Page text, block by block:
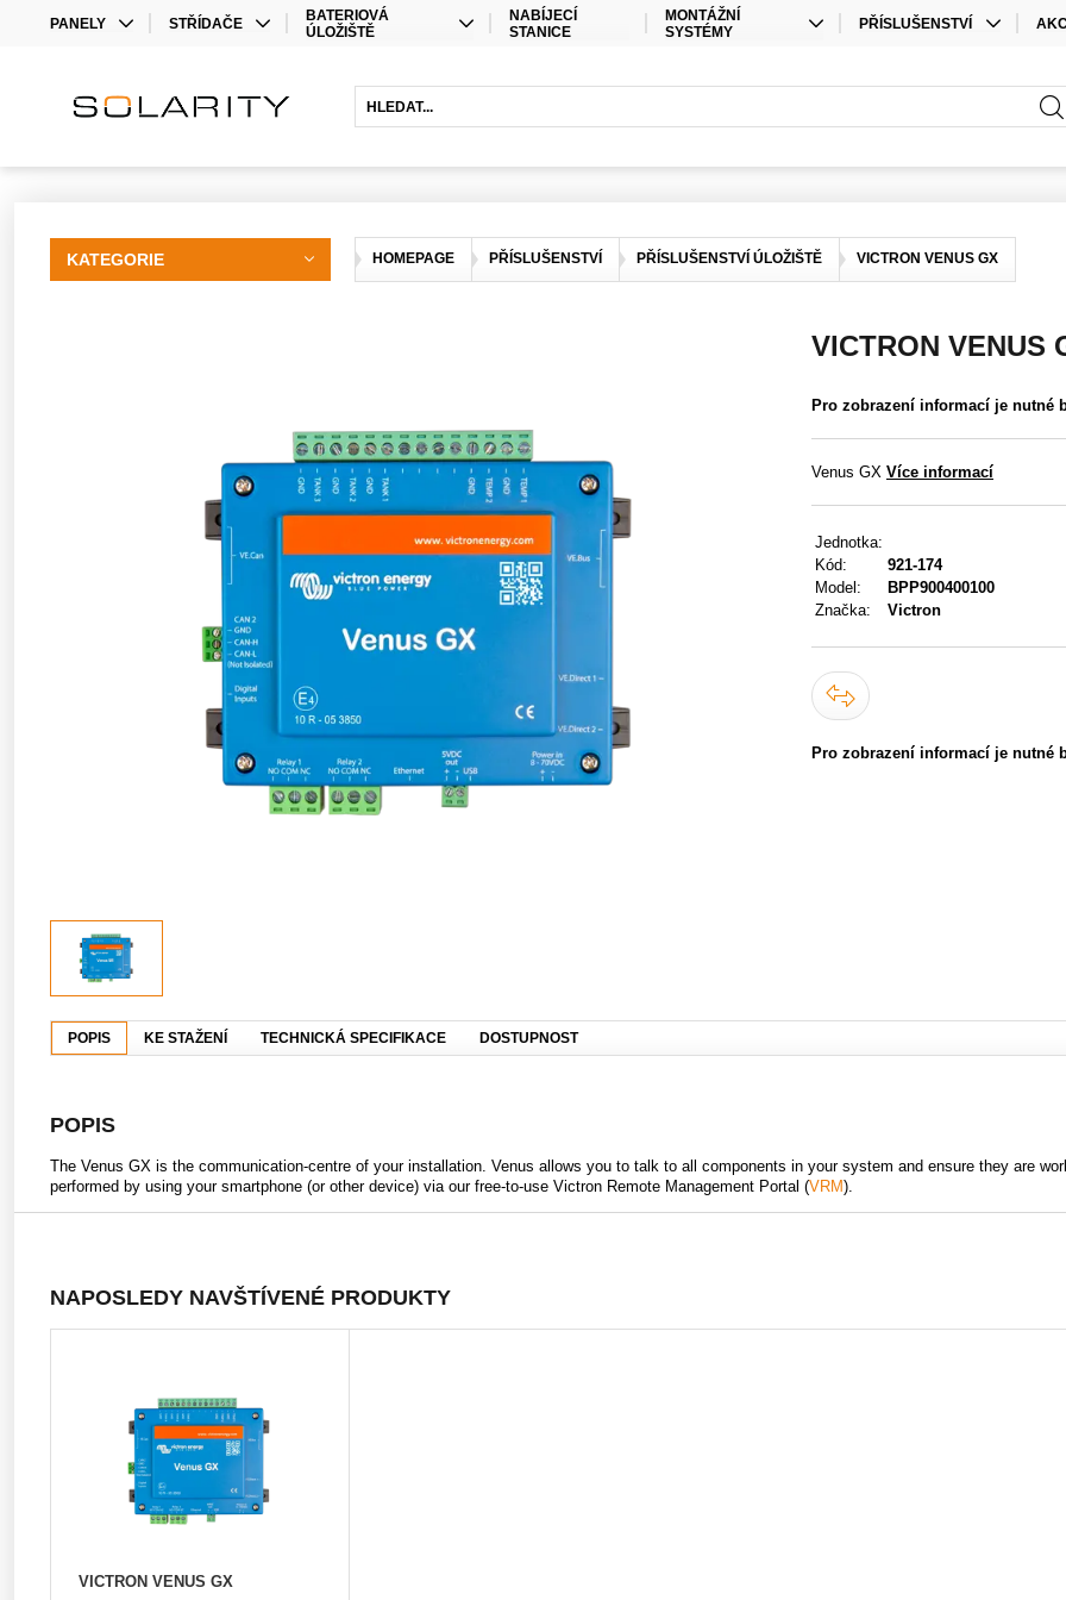
PANELY
BIFACIAL
STŘÍDAČE
OPTIMIZÉRY
BATERIOVÁ
ÚLOŽIŠTĚ
OLOVĚNÉ BATERIE
NABÍJECÍ
STANICE
MONTÁŽNÍ
SYSTÉMY
PŘÍSLUŠENSTVÍ
PŘÍSLUŠENSTVÍ ÚLOŽIŠTĚ
HOMEPAGE PŘÍSLUŠENSTVÍ PŘÍSLUŠENSTVÍ ÚLOŽIŠTĚ VICTRON VENUS GX
KATEGORIE
VICTRON VENUS
Pro zobrazení informací je nutné
Venus GX Více informací
Jednotka:
Kód:
921-174
Model:
BPP900400100
Značka:
Victron
Pro zobrazení informací je nutné
POPIS KE STAŽENÍ TECHNICKÁ SPECIFIKACE DOSTUPNOST
POPIS
The Venus GX is the communication-centre of your installation. Venus allows you to talk to all components in your system and ensure they are
performed by using your smartphone (or other device) via our free-to-use Victron Remote Management Portal (VRM).
NAPOSLEDY NAVŠTÍVENÉ PRODUKTY
VICTRON VENUS GX